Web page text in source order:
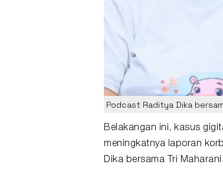
Podcast Raditya Dika
Belakangan ini, kasus
meningkatnya laporan
Dika bersama Tri